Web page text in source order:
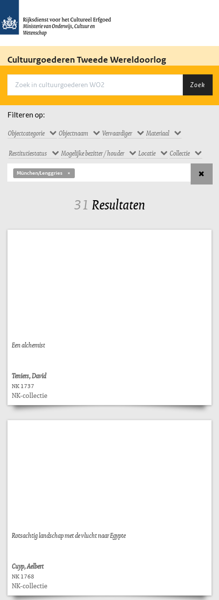
Cultuurgoederen Tweede Wereldoorlog
Zoek
Filteren op:
Objectcategorie Objectnaam Vervaardiger Materiaal
Restitutiestatus Mogelijke bezitter / houder Locatie Collectie
München/Lenggries
31 Resultaten
Een alchemist
Teniers, David
NK 1737
NK-collectie
Rotsachtig landschap met de vlucht naar Egypte
Cuyp, Aelbert
NK 1768
NK-collectie